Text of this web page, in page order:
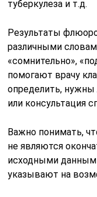
туберкулеза и т.д.
Результаты
различными
«сомнительно»,
помогают врачу
определить, нужны
или консультация
Важно понимать,
не являются
исходными
указывают на